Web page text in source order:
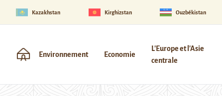
Kazakhstan Kirghizstan Ouzbékistan
Environnement Economie
L'Europe et l'Asie
centrale